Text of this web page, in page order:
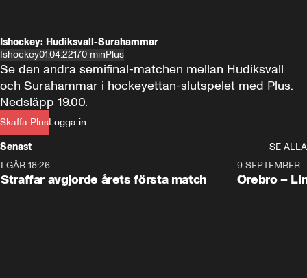
Ishockey: Hudiksvall-Surahammar
Ishockey01.04.22170 minPlus
Skaffa PlusLogga in
Se den andra semifinal-matchen mellan Hudiksvall
och Surahammar i hockeyettan-slutspelet med Plus.
Nedsläpp 19.00.
Senast
SE ALLA
I GÅR 18:26
Straffar avgjorde årets första match
Plus
9 SEPTEMBER
Örebro –